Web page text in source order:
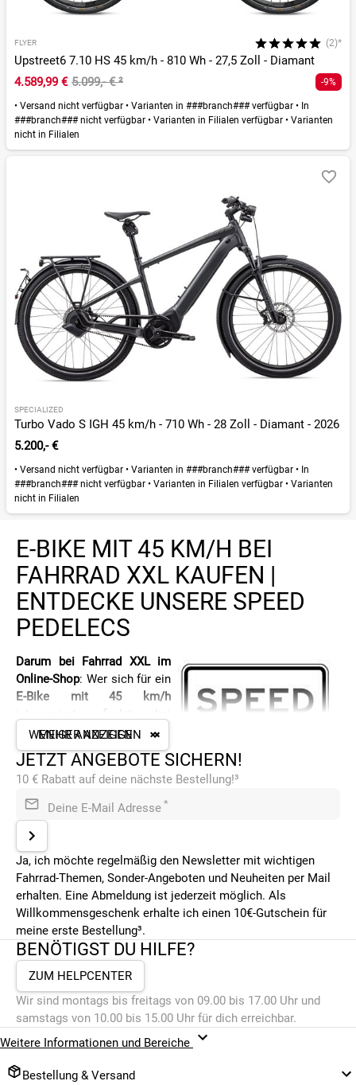
FLYER (2)*
Upstreet6 7.10 HS 45 km/h - 810 Wh - 27,5 Zoll - Diamant
4.589,99 € 5.099,- €² -9%
• Versand nicht verfügbar • Varianten in ###branch### verfügbar • In
###branch### nicht verfügbar • Varianten in Filialen verfügbar • Varianten
nicht in Filialen
SPECIALIZED
Turbo Vado S IGH 45 km/h - 710 Wh - 28 Zoll - Diamant - 2026
5.200,- €
• Versand nicht verfügbar • Varianten in ###branch### verfügbar • In
###branch### nicht verfügbar • Varianten in Filialen verfügbar • Varianten
nicht in Filialen
E-BIKE MIT 45 KM/H BEI
FAHRRAD XXL KAUFEN |
ENTDECKE UNSERE SPEED
PEDELECS
Darum bei Fahrrad XXL im
Online-Shop: Wer sich für ein
E-Bike mit 45 km/h
interessiert, findet bei
Fahrrad-xxl.de bald eine
riesige Auswahl zu günstigen
Preisen. Die Speed Pedelecs
werden vollständig
vormontiert, schnell geliefert
und sind mit nur wenigen
Handgriffen sofort
einsatzbereit. Die Lieferung
vom Elektrofahrrad erfolgt innerhalb von nur wenigen Tagen,
so dass der Fahrspaß nicht lange auf sich warten lassen
muss. Sollte dennoch mit dem Elektrofahrrad etwas nicht in
Ordnung sein oder es den gewünschten Anforderungen nicht
entsprechen, gehört ein kostenloser Rückversand
selbstverständlich zu unserem Service dazu. Neben dem
ausgezeichneten Online-Service stehen dir auch eine Vielzahl
an Filialen zur Verfügung, beispielsweise in Hamburg,
Münster, Chemnitz, Mainz oder Ludwigshafen, um nur einige
wenige zu nennen. Unsere Filialen bieten einen
hervorragenden Werkstattservice an und stellen bei einer
notwendigen Reparatur auch ein kostenloses Leihrad zur
Verfügung.
MEHR ANZEIGEN
WENIGER ANZEIGEN
JETZT ANGEBOTE SICHERN!
10 € Rabatt auf deine nächste Bestellung!³
Deine E-Mail Adresse *
Ja, ich möchte regelmäßig den Newsletter mit wichtigen
Fahrrad-Themen, Sonder-Angeboten und Neuheiten per Mail
erhalten. Eine Abmeldung ist jederzeit möglich. Als
Willkommensgeschenk erhalte ich einen 10€-Gutschein für
meine erste Bestellung³.
BENÖTIGST DU HILFE?
ZUM HELPCENTER
Wir sind montags bis freitags von 09.00 bis 17.00 Uhr und
samstags von 10.00 bis 15.00 Uhr für dich erreichbar.
Weitere Informationen und Bereiche
Bestellung & Versand